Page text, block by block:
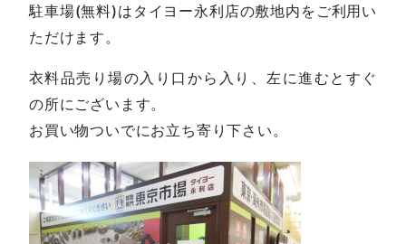
駐車場(無料)はタイヨー永利店の敷地内をご利用い
ただけます。
衣料品売り場の入り口から入り、左に進むとすぐ
の所にございます。
お買い物ついでにお立ち寄り下さい。